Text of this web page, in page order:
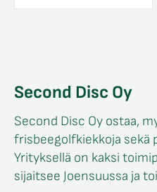
Second Disc Oy
Second Disc Oy ostaa,
frisbeegolfkiekkoja sekä
Yrityksellä on kaksi
sijaitsee Joensuussa ja